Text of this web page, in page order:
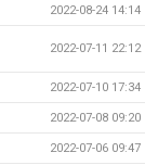
2022-08-24 14:14
2022-07-11 22:12
2022-07-10 17:34
2022-07-08 09:20
2022-07-06 09:47